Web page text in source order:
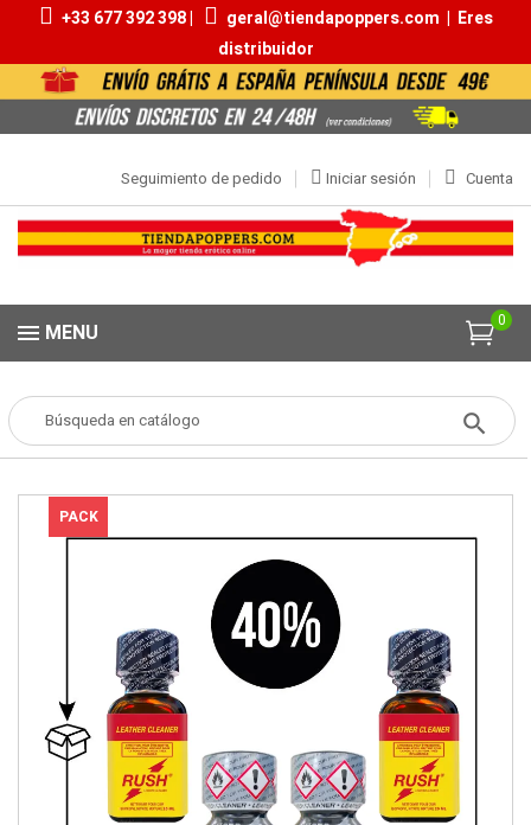
+33 677 392 398 | geral@tiendapoppers.com | Eres
distribuidor
Cuenta
Iniciar sesión
Seguimiento de pedido
0
MENU
Popper POPPERS Aromas Conjuntos Económicos
Pack Popper
Huelva
PACK